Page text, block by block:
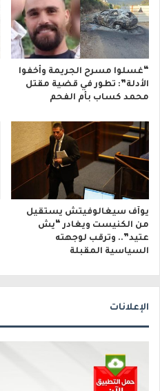
“غسلوا مسرح الجريمة وأخفوا
الأدلة”: تطور في قضية مقتل
محمد كساب بأم الفحم
يوآف سيغالوفيتش يستقيل
من الكنيست ويغادر “يش
عتيد”.. وترقب لوجهته
السياسية المقبلة
الإعلانات